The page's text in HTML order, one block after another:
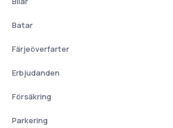
Batar
Färjeöverfarter
Erbjudanden
Försäkring
Parkering